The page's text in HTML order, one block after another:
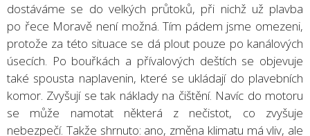
dostáváme se do velkých průtoků, při nichž už plavba
po řece Moravě není možná. Tím pádem jsme omezeni,
protože za této situace se dá plout pouze po kanálových
úsecích. Po bouřkách a přívalových deštích se objevuje
také spousta naplavenin, které se ukládají do plavebních
komor. Zvyšují se tak náklady na čištění. Navíc do motoru
se může namotat některá z nečistot, co zvyšuje
nebezpečí. Takže shrnuto: ano, změna klimatu má vliv, ale